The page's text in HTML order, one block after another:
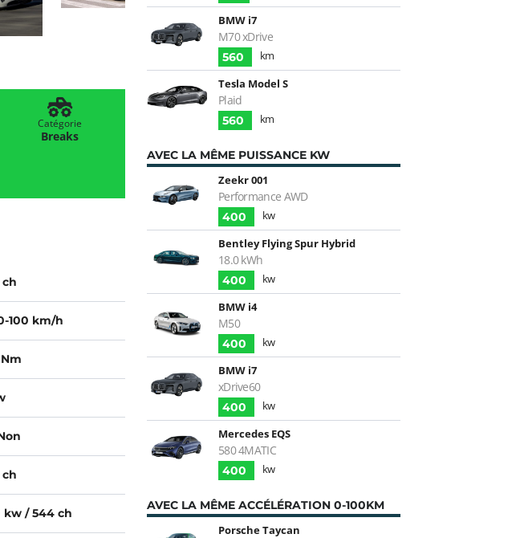
Catégorie
Breaks
100 km/h
kw / 544 ch
BMW i7
M70 xDrive
560
km
Tesla Model S
Plaid
560 km
AVEC LA MÊME PUISSANCE KW
Zeekr 001
Performance AWD
400
kw
Bentley Flying Spur Hybrid
18.0 kWh
400
kw
BMW i4
M50
400
kw
BMW i7
xDrive60
400
kw
Mercedes EQS
580 4MATIC
400 kw
AVEC LA MÊME ACCÉLÉRATION 0-100KM
Porsche Taycan